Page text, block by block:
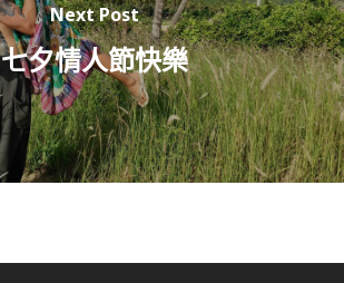
Next Post
七夕情人節快樂